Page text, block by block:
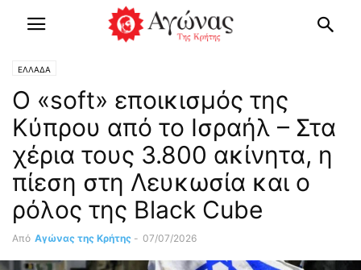
ΕΛΛΑΔΑ
Ο «soft» εποικισμός της
Κύπρου από το Ισραήλ – Στα
χέρια τους 3.800 ακίνητα, η
πίεση στη Λευκωσία και ο
ρόλος της Black Cube
Από Αγώνας της Κρήτης - 07/07/2026